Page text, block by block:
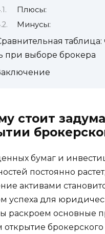
Плюсы:
Минусы:
таблица:
при выборе брокера
стоит
бумаг и
постоянно
активами
успеха для
раскроем основные
открытие брокерского